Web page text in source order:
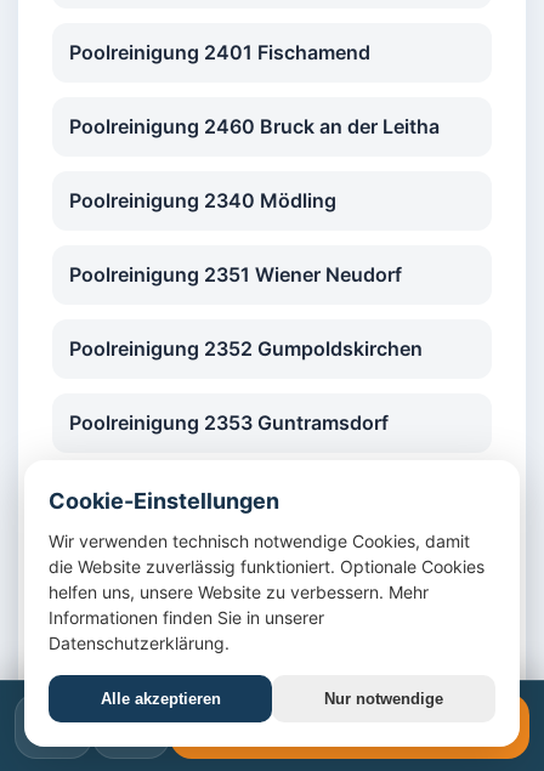
Poolreinigung 2401 Fischamend
Poolreinigung 2460 Bruck an der Leitha
Poolreinigung 2340 Mödling
Poolreinigung 2351 Wiener Neudorf
Poolreinigung 2352 Gumpoldskirchen
Poolreinigung 2353 Guntramsdorf
Poolreinigung 2380 Perchtoldsdorf
Poolreinigung 2345 Brunn am Gebirge
Poolreinigung 2344 Maria Enzersdorf
Poolreinigung 2514 Traiskirchen
📞 ✉️ 📞 +43 1 4420617
Cookie-Einstellungen
Wir verwenden technisch notwendige Cookies, damit
die Website zuverlässig funktioniert. Optionale Cookies
helfen uns, unsere Website zu verbessern. Mehr
Informationen finden Sie in unserer
Datenschutzerklärung.
Alle akzeptieren Nur notwendige